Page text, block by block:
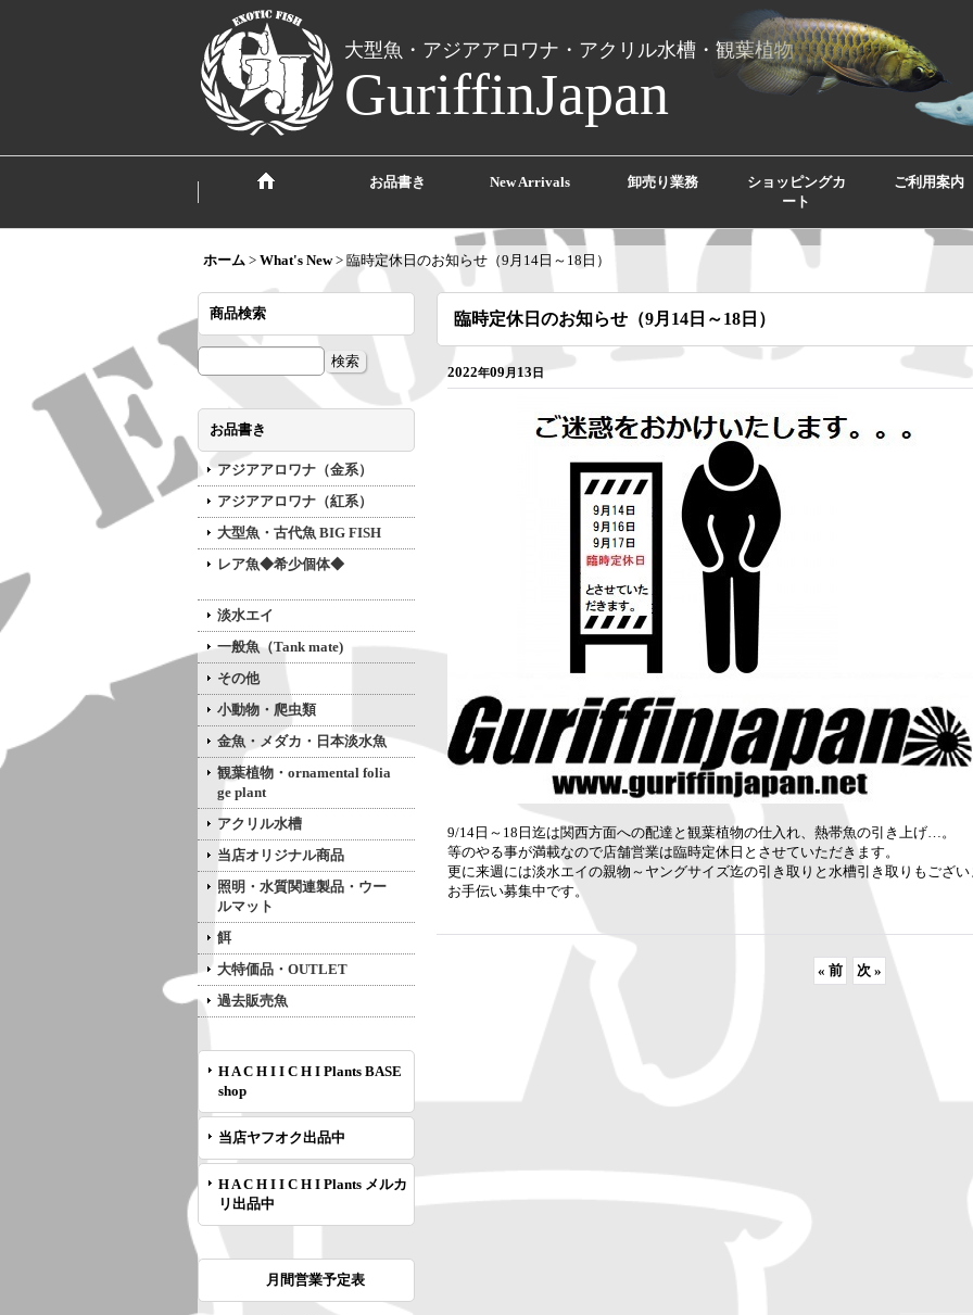
大型魚・アジアアロワナ・アクリル水槽・観葉植物
GuriffinJapan
お品書き New Arrivals 卸売り業務
ショッピングカ
ート
ご利用案内
ホーム > What's New > 臨時定休日のお知らせ（9月14日～18日）
商品検索
お品書き
アジアアロワナ（金系）
アジアアロワナ（紅系）
大型魚・古代魚 BIG FISH
レア魚◆希少個体◆
淡水エイ
一般魚（Tank mate)
その他
小動物・爬虫類
金魚・メダカ・日本淡水魚
観葉植物・ornamental folia
ge plant
アクリル水槽
当店オリジナル商品
照明・水質関連製品・ウー
ルマット
餌
大特価品・OUTLET
過去販売魚
H A C H I I C H I Plants BASE
shop
当店ヤフオク出品中
H A C H I I C H I Plants メルカ
リ出品中
月間営業予定表
臨時定休日のお知らせ（9月14日～18日）
2022年09 月 13 日
9/14日～18日迄は関西方面への配達と観葉植物の仕入れ、熱帯魚の引き上げ…。
等のやる事が満載なので店舗営業は臨時定休日とさせていただきます。
更に来週には淡水エイの親物～ヤングサイズ迄の引き取りと水槽引き取りもござい
お手伝い募集中です。
« 前 次 »